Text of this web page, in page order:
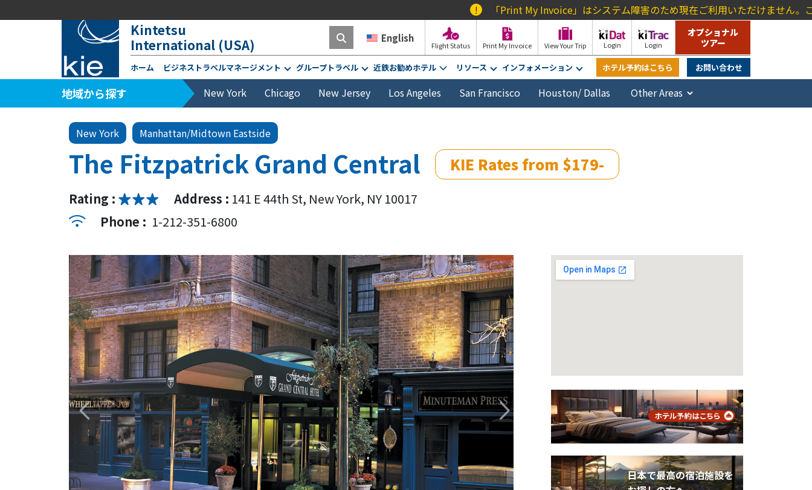
「Print My Invoice」はシステム障害のため現在ご利用いただけません。ご不便をおか
Kintetsu
International (USA)
English
Flight Status Print My Invoice View Your Trip Login Login
オプショナル
ツアー
ホーム ビジネストラベルマネージメント グループトラベル 近鉄お勧めホテル リソース インフォメーション ホテル予約はこちら お問い合わせ
地域から探す New York Chicago New Jersey Los Angeles San Francisco Houston/ Dallas
New York Manhattan/Midtown Eastside
The Fitzpatrick Grand Central KIE Rates from $179-
Rating : Address : 141 E 44th St, New York, NY 10017
Phone : 1-212-351-6800
日本で最高の宿泊施設を